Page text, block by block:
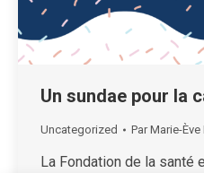
Un sundae pour la
Uncategorized ParMarie-
La Fondation de la